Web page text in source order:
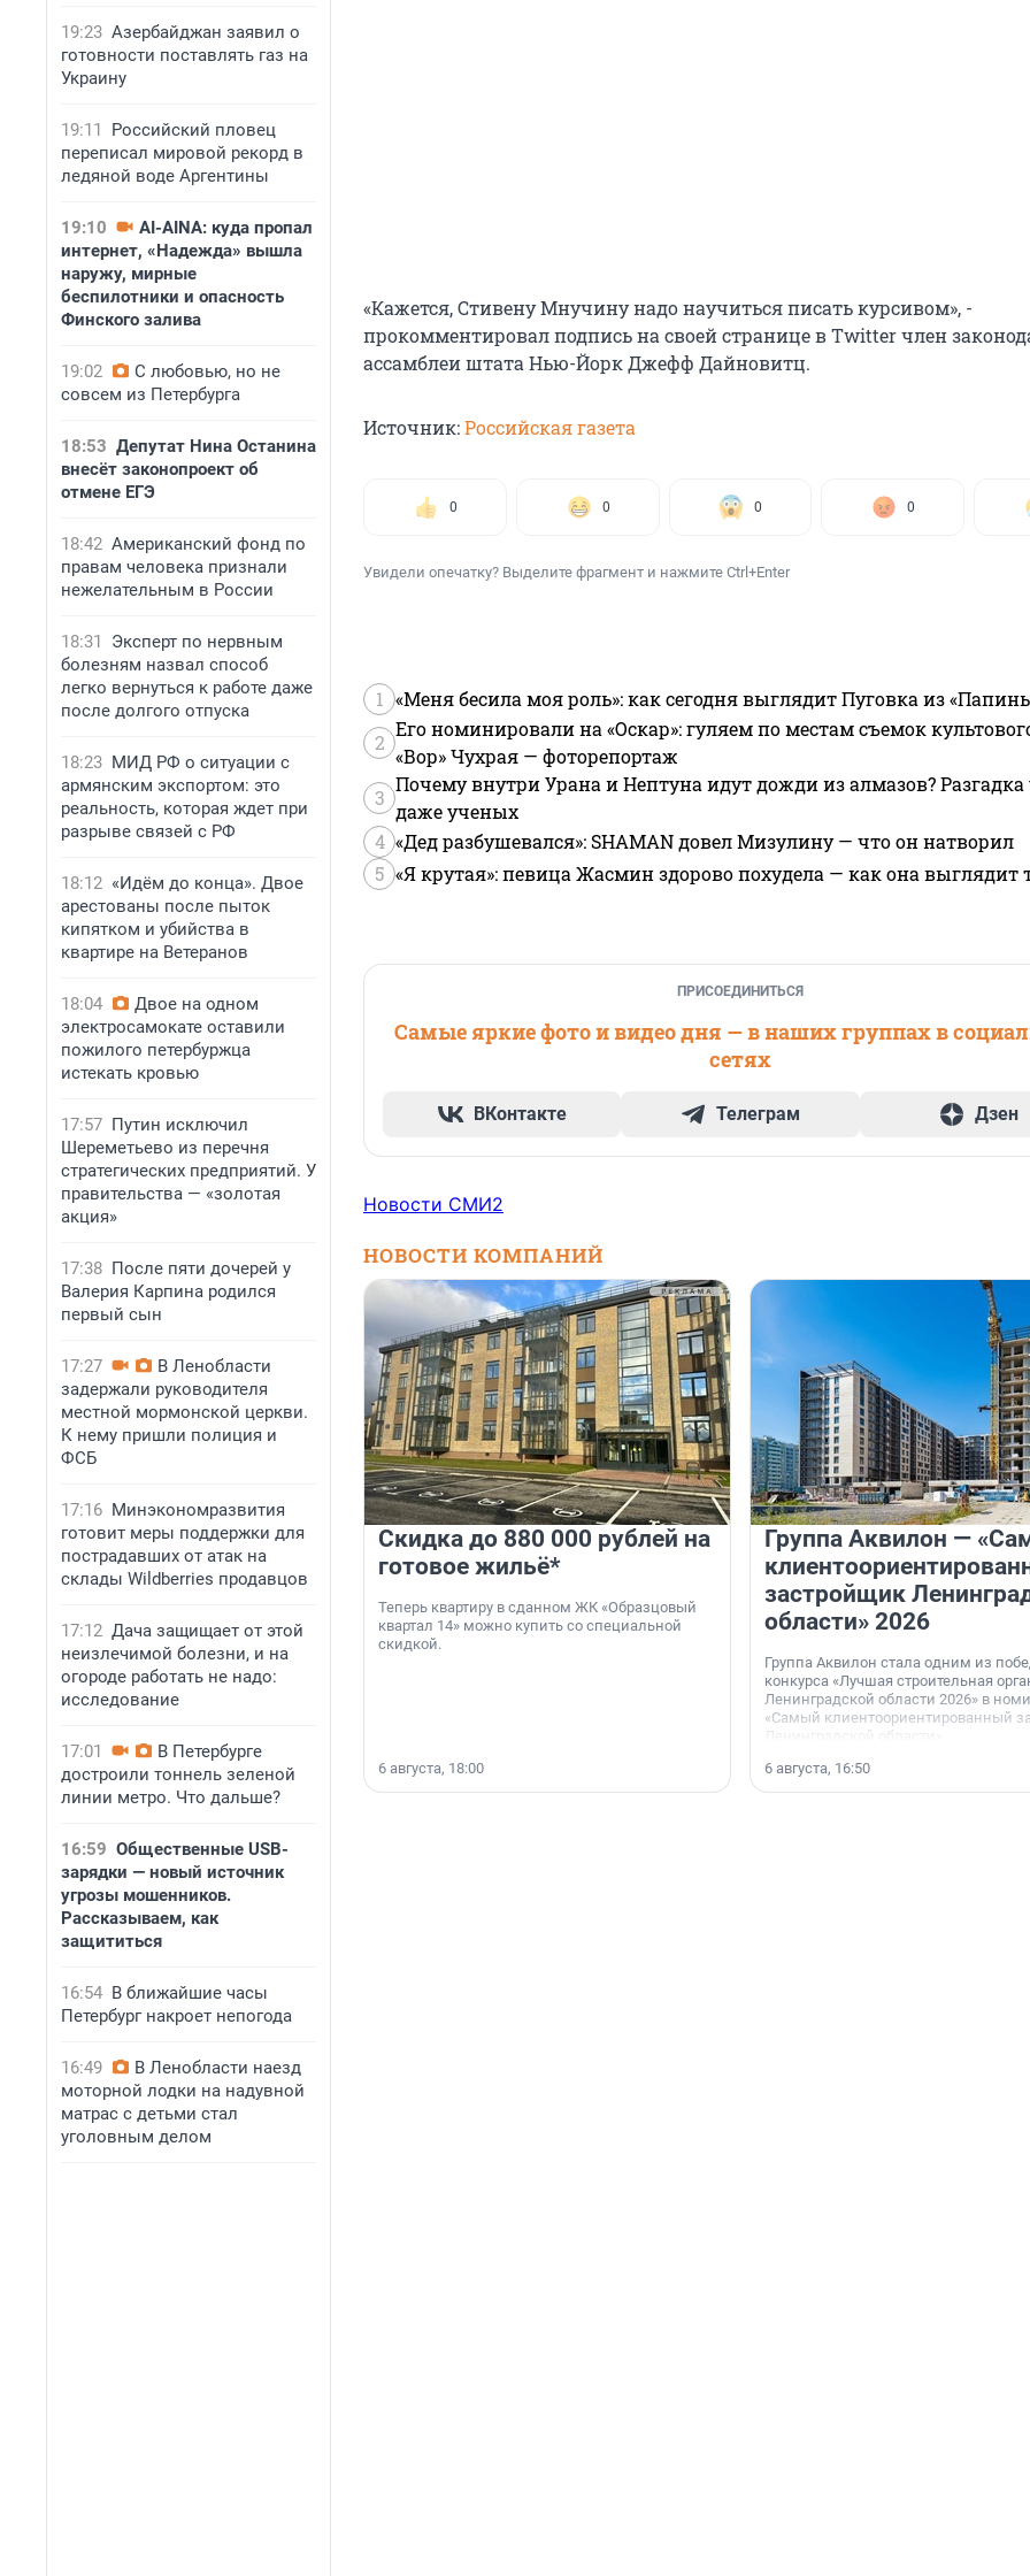
19:23 Азербайджан заявил о
готовности поставлять газ на
Украину
19:11
Российский пловец
переписал мировой рекорд в
ледяной воде Аргентины
19:10
AI-AINA: куда пропал
интернет, «Надежда» вышла
наружу, мирные
беспилотники и опасность
Финского залива
19:02
С любовью, но не
совсем из Петербурга
18:53 Депутат Нина Останина
внесёт законопроект об
отмене ЕГЭ
18:42 Американский фонд по
правам человека признали
нежелательным в России
18:31
Эксперт по нервным
болезням назвал способ
легко вернуться к работе даже
после долгого отпуска
18:23 МИД РФ о ситуации с
армянским экспортом: это
реальность, которая ждет при
разрыве связей с РФ
18:12 «Идём до конца». Двое
арестованы после пыток
кипятком и убийства в
квартире на Ветеранов
18:04
Двое на одном
электросамокате оставили
пожилого петербуржца
истекать кровью
17:57 Путин исключил
Шереметьево из перечня
стратегических предприятий. У
правительства — «золотая
акция»
17:38 После пяти дочерей у
Валерия Карпина родился
первый сын
17:27
В Ленобласти
задержали руководителя
местной мормонской церкви.
К нему пришли полиция и
ФСБ
17:16 Минэкономразвития
готовит меры поддержки для
пострадавших от атак на
склады Wildberries продавцов
17:12 Дача защищает от этой
неизлечимой болезни, и на
огороде работать не надо:
исследование
17:01
В Петербурге
достроили тоннель зеленой
линии метро. Что дальше?
16:59 Общественные USB-
зарядки — новый источник
угрозы мошенников.
Рассказываем, как
защититься
16:54 В ближайшие часы
Петербург накроет непогода
16:49
В Ленобласти наезд
моторной лодки на надувной
матрас с детьми стал
уголовным делом
«Кажется, Стивену Мнучину надо научиться писать курсивом», -
прокомментировал подпись на своей странице в Twitter член
ассамблеи штата Нью-Йорк Джефф Дайновитц.
Источник:Российская газета
0 0 0 0
Увидели опечатку? Выделите фрагмент и нажмите Ctrl+Enter
1 «Меня бесила моя роль»: как сегодня выглядит Пуговка из
2
Его номинировали на «Оскар»: гуляем по местам съемок
«Вор» Чухрая — фоторепортаж
3
Почему внутри Урана и Нептуна идут дожди из алмазов?
даже ученых
4 «Дед разбушевался»: SHAMAN довел Мизулину — что он натворил
5 «Я крутая»: певица Жасмин здорово похудела — как она выглядит
ПРИСОЕДИНИТЬСЯ
Самые яркие фото и видео дня — в наших группах в
сетях
ВКонтакте Телеграм Дзен
Новости СМИ2
НОВОСТИ КОМПАНИЙ
Скидка до 880 000 рублей на
готовое жильё*
Теперь квартиру в сданном ЖК «Образцовый
квартал 14» можно купить со специальной
скидкой.
6 августа, 18:00
Группа Аквилон —
застройщик
области» 2026
Группа Аквилон стала одним из
конкурса «Лучшая строительная
Ленинградской области 2026» в
«Самый клиентоориентированный
Ленинградской области».
6 августа, 16:50